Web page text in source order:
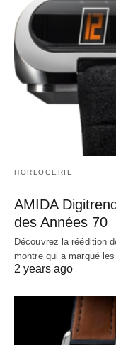
HORLOGERIE
AMIDA
des Années 70
Découvrez la réédition
montre qui a marqué
2 years ago